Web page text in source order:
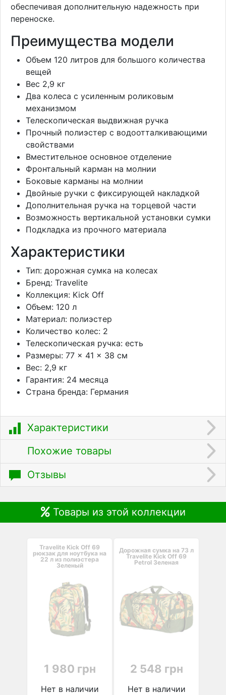
обеспечивая дополнительную надежность при
переноске.
Преимущества модели
Объем 120 литров для большого количества
вещей
Вес 2,9 кг
Два колеса с усиленным роликовым
механизмом
Телескопическая выдвижная ручка
Прочный полиэстер с водоотталкивающими
свойствами
Вместительное основное отделение
Фронтальный карман на молнии
Боковые карманы на молнии
Двойные ручки с фиксирующей накладкой
Дополнительная ручка на торцевой части
Возможность вертикальной установки сумки
Подкладка из прочного материала
Характеристики
Тип: дорожная сумка на колесах
Бренд: Travelite
Коллекция: Kick Off
Объем: 120 л
Материал: полиэстер
Количество колес: 2
Телескопическая ручка: есть
Размеры: 77 × 41 × 38 см
Вес: 2,9 кг
Гарантия: 24 месяца
Страна бренда: Германия
Характеристики
Похожие товары
Отзывы
Товары из этой коллекции
Travelite Kick Off 69
рюкзак для ноутбука на
22 л из полиэстера
Зеленый
1 980 грн
Нет в наличии
Дорожная сумка на 73 л
Travelite Kick Off 69
Petrol Зеленая
2 548 грн
Нет в наличии